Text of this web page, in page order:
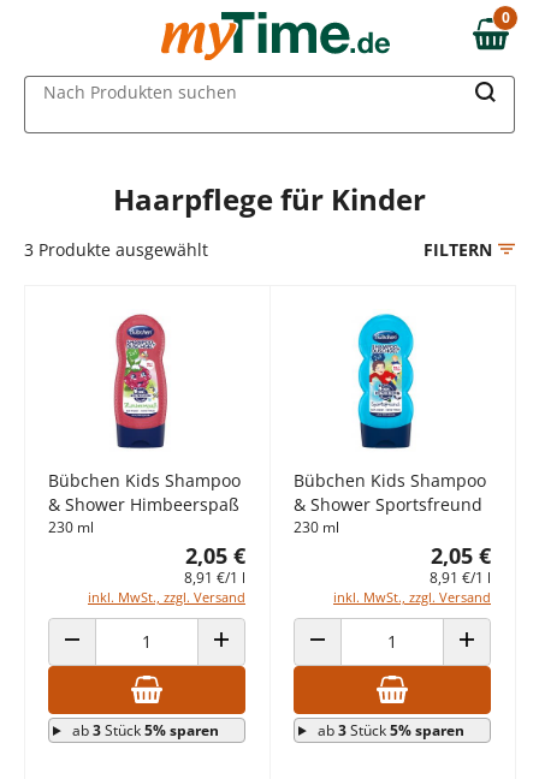
Zum Hauptinhalt springen
Zur Navigation springen
Zur Suche springen
0,00 €
0
Nach Produkten suchen
Haarpflege für Kinder
3 Produkte ausgewählt FILTERN
Bübchen Kids Shampoo
& Shower Himbeerspaß
230 ml
2,05 €
8,91 €/1 l
inkl. MwSt., zzgl. Versand
ANZAHL VERRINGERN ANZAHL ERHÖHEN
ab3Stück5% sparen
Bübchen Kids Shampoo
& Shower Sportsfreund
230 ml
2,05 €
8,91 €/1 l
inkl. MwSt., zzgl. Versand
ANZAHL VERRINGERN ANZAHL
ab3Stück5% sparen